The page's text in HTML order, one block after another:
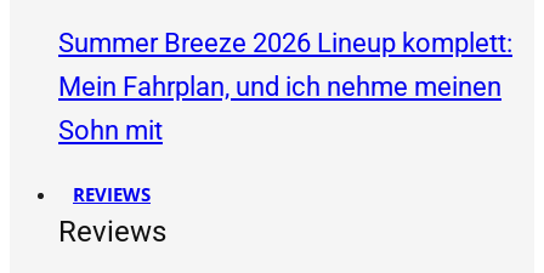
Summer Breeze 2026 Lineup komplett:
Mein Fahrplan, und ich nehme meinen
Sohn mit
REVIEWS
Reviews